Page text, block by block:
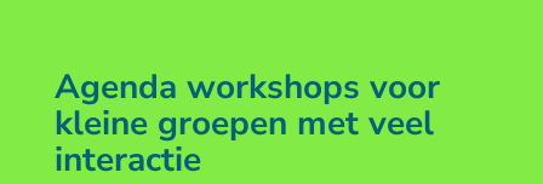
Agenda workshops voor
kleine groepen met veel
interactie